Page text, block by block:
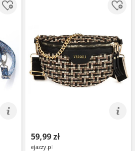
59,99 zł
ejazzy.pl